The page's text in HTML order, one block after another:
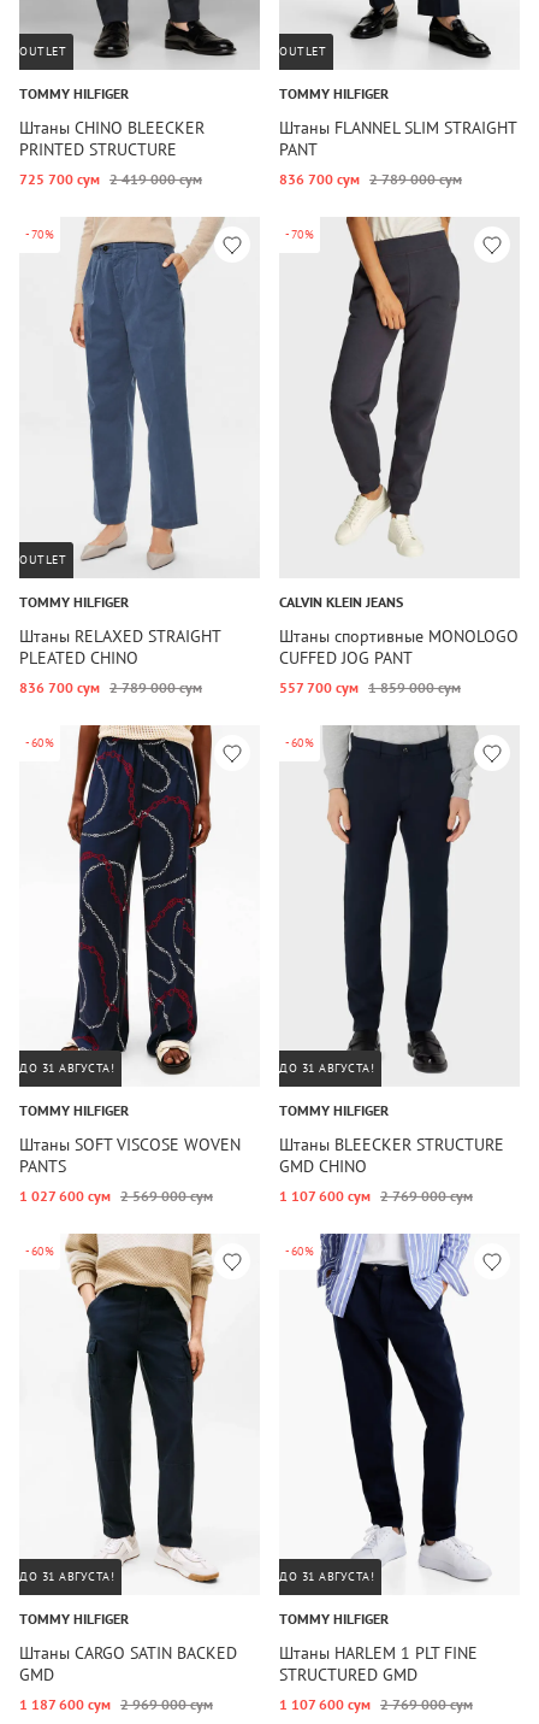
OUTLET
TOMMY HILFIGER
Штаны CHINO BLEECKER
PRINTED STRUCTURE
725 700 сум 2 419 000 сум
OUTLET
TOMMY HILFIGER
Штаны FLANNEL SLIM STRAIGHT
PANT
836 700 сум 2 789 000 сум
-70%
OUTLET
TOMMY HILFIGER
Штаны RELAXED STRAIGHT
PLEATED CHINO
836 700 сум 2 789 000 сум
-70%
CALVIN KLEIN JEANS
Штаны спортивные MONOLOGO
CUFFED JOG PANT
557 700 сум 1 859 000 сум
-60%
ДО 31 АВГУСТА!
TOMMY HILFIGER
Штаны SOFT VISCOSE WOVEN
PANTS
1 027 600 сум 2 569 000 сум
-60%
ДО 31 АВГУСТА!
TOMMY HILFIGER
Штаны BLEECKER STRUCTURE
GMD CHINO
1 107 600 сум 2 769 000 сум
-60%
ДО 31 АВГУСТА!
TOMMY HILFIGER
Штаны CARGO SATIN BACKED
GMD
1 187 600 сум 2 969 000 сум
-60%
ДО 31 АВГУСТА!
TOMMY HILFIGER
Штаны HARLEM 1 PLT FINE
STRUCTURED GMD
1 107 600 сум 2 769 000 сум